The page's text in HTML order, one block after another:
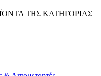
ΤΗΣ ΚΑΤΗΓΟΡΙΑΣ